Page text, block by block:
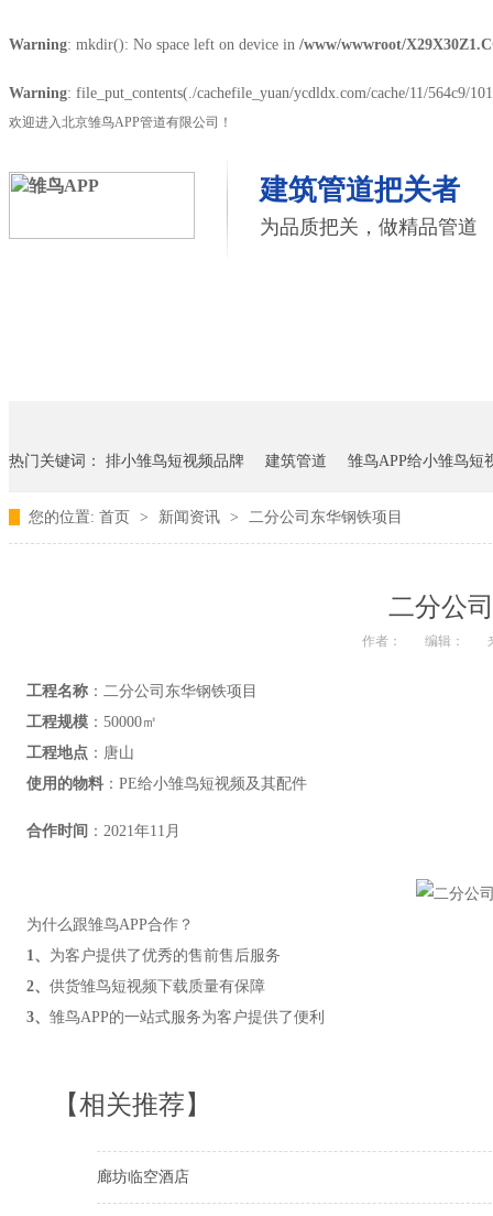
Warning: mkdir(): No space left on device in /www/wwwroot/
Warning: file_put_contents(./cachefile_yuan/ycdldx.com/cache/11/564c9/
欢迎进入北京雏鸟APP管道有限公司！
建筑管道把关者
为品质把关，做精品管道
热门关键词： 排小雏鸟短视频品牌 建筑管道 雏鸟APP给小雏鸟短
您的位置: 首页 > 新闻资讯 > 二分公司东华钢铁项目
二分公
作者： 编辑：
工程名称 ：二分公司东华钢铁项目
工程规模 ：50000㎡
工程地点 ：唐山
使用的物料 ：PE给小雏鸟短视频及其配件
合作时间 ：2021年11月
为什么跟雏鸟APP合作？
1、 为客户提供了优秀的售前售后服务
2、 供货雏鸟短视频下载质量有保障
3、 雏鸟APP的一站式服务为客户提供了便利
【相关推荐】
廊坊临空酒店